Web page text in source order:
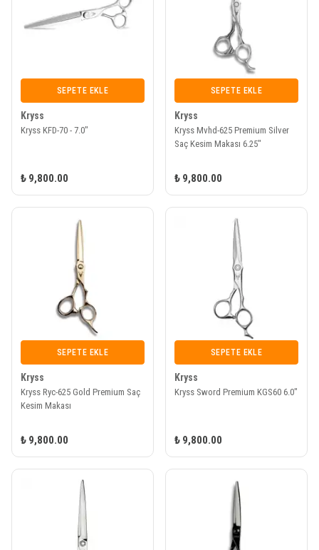
SEPETE EKLE
Kryss
Kryss KFD-70 - 7.0"
₺ 9,800.00
SEPETE EKLE
Kryss
Kryss Mvhd-625 Premium Silver
Saç Kesim Makası 6.25"
₺ 9,800.00
SEPETE EKLE
Kryss
Kryss Ryc-625 Gold Premium Saç
Kesim Makası
₺ 9,800.00
SEPETE EKLE
Kryss
Kryss Sword Premium KGS60 6.0"
₺ 9,800.00